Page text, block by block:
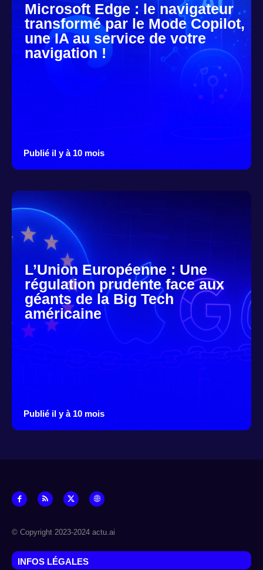
Microsoft Edge : le navigateur
transformé par le Mode Copilot,
une IA au service de votre
navigation !
Publié il y à 10 mois
L’Union Européenne : Une
régulation prudente face aux
géants de la Big Tech
américaine
Publié il y à 10 mois
© Copyright 2023-2024 actu.ai
INFOS LÉGALES